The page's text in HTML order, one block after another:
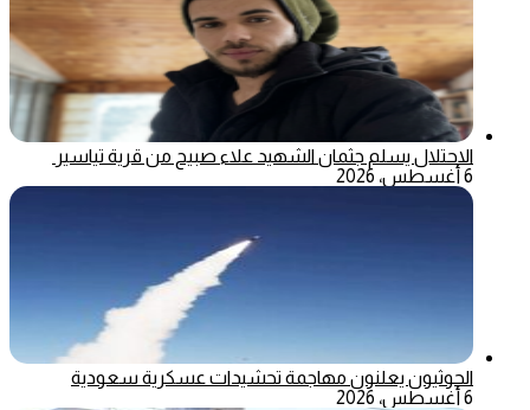
الاحتلال يسلم جثمان الشهيد علاء صبيح من قرية تياسير
6 أغسطس، 2026
الحوثيون يعلنون مهاجمة تحشيدات عسكرية سعودية
6 أغسطس، 2026